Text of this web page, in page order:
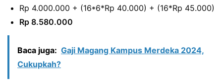
Rp 4.000.000 + (16*6*Rp 40.000) + (16*Rp 45.000)
Rp 8.580.000
Baca juga: Gaji Magang Kampus Merdeka 2024,
Cukupkah?